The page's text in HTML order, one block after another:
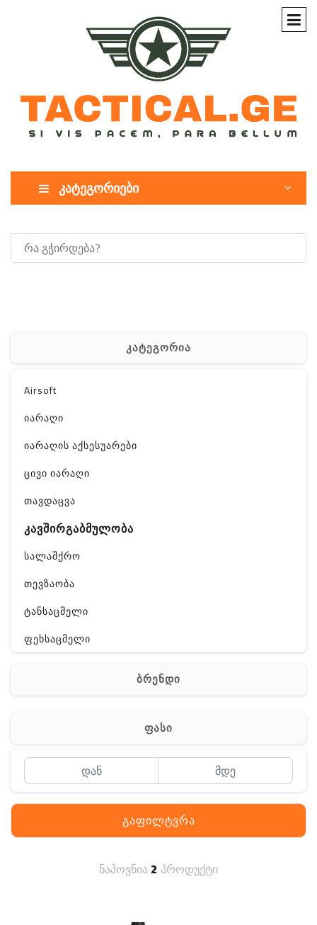
კატეგორიები
კატეგორია
Airsoft
იარაღი
იარაღის აქსესუარები
ცივი იარაღი
თავდაცვა
კავშირგაბმულობა
სალაშქრო
თევზაობა
ტანსაცმელი
ფეხსაცმელი
აქსესუარები
Off-Road
ბრენდი
ფასი
გაფილტვრა
ნაპოვნია2 პროდუქტი